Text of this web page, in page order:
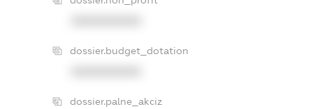
dossier.budget_dotation
dossier.palne_akciz